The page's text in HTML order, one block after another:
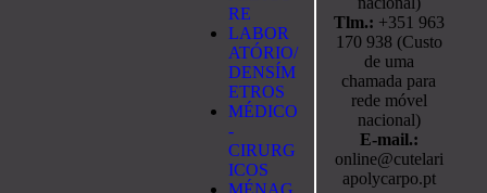
RE
LABOR
ATÓRIO/
DENSÍM
ETROS
MÉDICO
-
CIRURG
ICOS
MÉNAG
Tlm.: +351 963
170 938 (Custo
de uma
chamada para
rede móvel
nacional)
E-mail.:
online@cutelari
apolycarpo.pt